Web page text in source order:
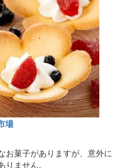
場
お菓子がありますが、意外に
ません。